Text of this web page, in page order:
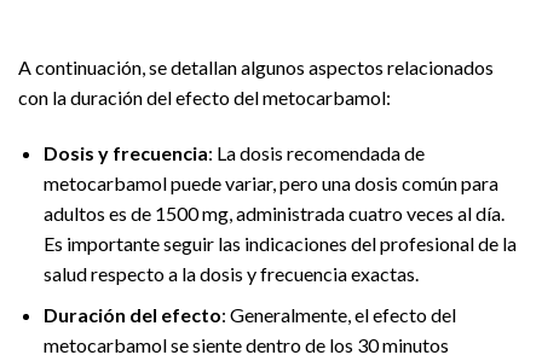
A continuación, se detallan algunos aspectos relacionados
con la duración del efecto del metocarbamol:
Dosis y frecuencia: La dosis recomendada de
metocarbamol puede variar, pero una dosis común para
adultos es de 1500 mg, administrada cuatro veces al día.
Es importante seguir las indicaciones del profesional de la
salud respecto a la dosis y frecuencia exactas.
Duración del efecto: Generalmente, el efecto del
metocarbamol se siente dentro de los 30 minutos